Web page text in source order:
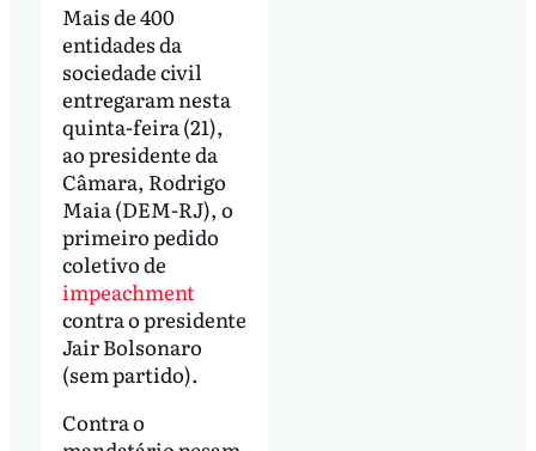
Mais de 400
entidades da
sociedade civil
entregaram nesta
quinta-feira (21),
ao presidente da
Câmara, Rodrigo
Maia (DEM-RJ), o
primeiro pedido
coletivo de
impeachment
contra o presidente
Jair Bolsonaro
(sem partido).
Contra o